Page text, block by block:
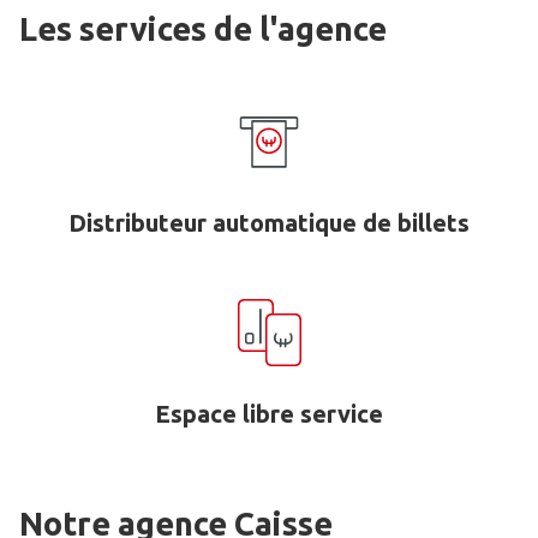
Les services de l'agence
Distributeur automatique de billets
Espace libre service
Notre agence Caisse